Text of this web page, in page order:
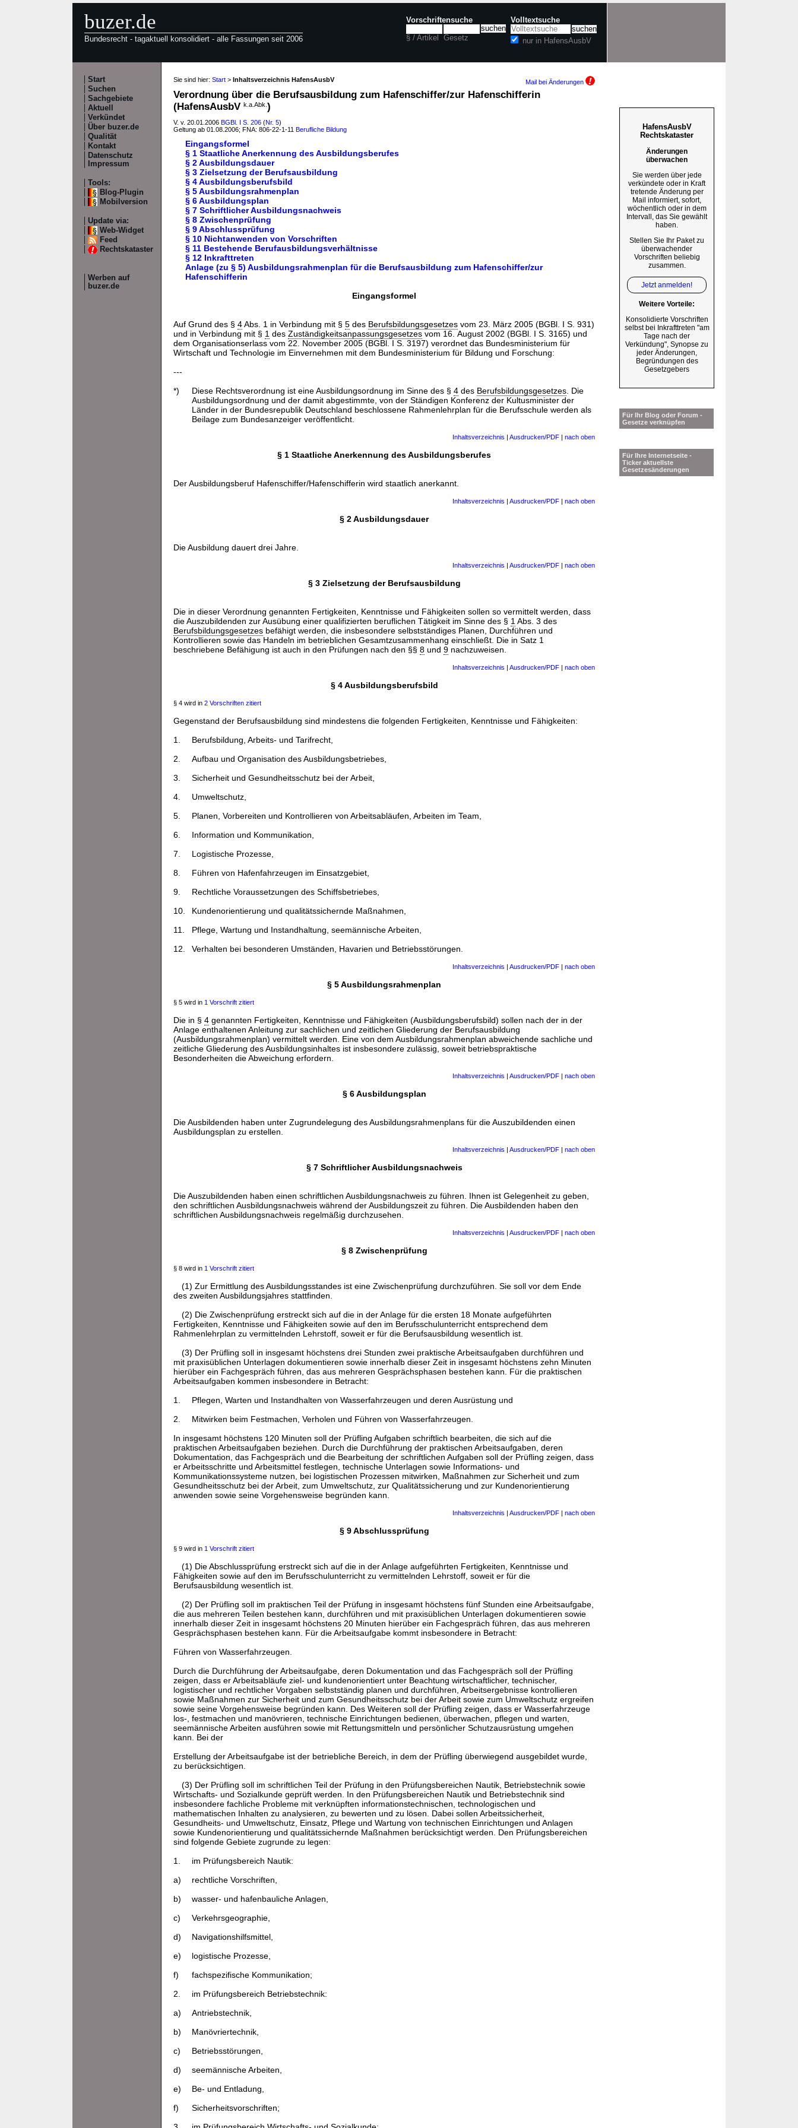
buzer.de
Bundesrecht - tagaktuell konsolidiert - alle Fassungen seit 2006
Vorschriftensuche
§ / Artikel Gesetz
Volltextsuche
nur in HafensAusbV
Start
Suchen
Sachgebiete
Aktuell
Verkündet
Über buzer.de
Qualität
Kontakt
Datenschutz
Impressum
Tools:
Blog-Plugin
Mobilversion
Update via:
Web-Widget
Feed
Rechtskataster
Werben auf
buzer.de
Sie sind hier: Start > Inhaltsverzeichnis HafensAusbV Mail bei Änderungen
Verordnung über die Berufsausbildung zum Hafenschiffer/zur Hafenschifferin
(HafensAusbV k.a.Abk. )
V. v. 20.01.2006 BGBl. I S. 206 (Nr. 5)
Geltung ab 01.08.2006; FNA: 806-22-1-11 Berufliche Bildung
Eingangsformel
§ 1 Staatliche Anerkennung des Ausbildungsberufes
§ 2 Ausbildungsdauer
§ 3 Zielsetzung der Berufsausbildung
§ 4 Ausbildungsberufsbild
§ 5 Ausbildungsrahmenplan
§ 6 Ausbildungsplan
§ 7 Schriftlicher Ausbildungsnachweis
§ 8 Zwischenprüfung
§ 9 Abschlussprüfung
§ 10 Nichtanwenden von Vorschriften
§ 11 Bestehende Berufausbildungsverhältnisse
§ 12 Inkrafttreten
Anlage (zu § 5) Ausbildungsrahmenplan für die Berufsausbildung zum Hafenschiffer/zur
Hafenschifferin
Eingangsformel
Auf Grund des § 4Abs. 1 in Verbindung mit § 5 des Berufsbildungsgesetzes vom 23. März 2005 (BGBl. I S. 931)
und in Verbindung mit § 1 des Zuständigkeitsanpassungsgesetzes vom 16. August 2002 (BGBl. I S. 3165) und
dem Organisationserlass vom 22. November 2005 (BGBl. I S. 3197) verordnet das Bundesministerium für
Wirtschaft und Technologie im Einvernehmen mit dem Bundesministerium für Bildung und Forschung:
---
*)
Diese Rechtsverordnung ist eine Ausbildungsordnung im Sinne des § 4des Berufsbildungsgesetzes. Die
Ausbildungsordnung und der damit abgestimmte, von der Ständigen Konferenz der Kultusminister der
Länder in der Bundesrepublik Deutschland beschlossene Rahmenlehrplan für die Berufsschule werden als
Beilage zum Bundesanzeiger veröffentlicht.
Inhaltsverzeichnis | Ausdrucken/PDF | nach oben
§ 1 Staatliche Anerkennung des Ausbildungsberufes
Der Ausbildungsberuf Hafenschiffer/Hafenschifferin wird staatlich anerkannt.
Inhaltsverzeichnis | Ausdrucken/PDF | nach oben
§ 2 Ausbildungsdauer
Die Ausbildung dauert drei Jahre.
Inhaltsverzeichnis | Ausdrucken/PDF | nach oben
§ 3 Zielsetzung der Berufsausbildung
Die in dieser Verordnung genannten Fertigkeiten, Kenntnisse und Fähigkeiten sollen so vermittelt werden, dass
die Auszubildenden zur Ausübung einer qualifizierten beruflichen Tätigkeit im Sinne des § 1 Abs. 3 des
Berufsbildungsgesetzes befähigt werden, die insbesondere selbstständiges Planen, Durchführen und
Kontrollieren sowie das Handeln im betrieblichen Gesamtzusammenhang einschließt. Die in Satz 1
beschriebene Befähigung ist auch in den Prüfungen nach den §§ 8 und 9 nachzuweisen.
Inhaltsverzeichnis | Ausdrucken/PDF | nach oben
§ 4 Ausbildungsberufsbild
§ 4 wird in 2 Vorschriften zitiert
Gegenstand der Berufsausbildung sind mindestens die folgenden Fertigkeiten, Kenntnisse und Fähigkeiten:
1.
Berufsbildung, Arbeits- und Tarifrecht,
2.
Aufbau und Organisation des Ausbildungsbetriebes,
3.
Sicherheit und Gesundheitsschutz bei der Arbeit,
4.
Umweltschutz,
5.
Planen, Vorbereiten und Kontrollieren von Arbeitsabläufen, Arbeiten im Team,
6.
Information und Kommunikation,
7.
Logistische Prozesse,
8.
Führen von Hafenfahrzeugen im Einsatzgebiet,
9.
Rechtliche Voraussetzungen des Schiffsbetriebes,
10.
Kundenorientierung und qualitätssichernde Maßnahmen,
11.
Pflege, Wartung und Instandhaltung, seemännische Arbeiten,
12.
Verhalten bei besonderen Umständen, Havarien und Betriebsstörungen.
Inhaltsverzeichnis | Ausdrucken/PDF | nach oben
§ 5 Ausbildungsrahmenplan
§ 5 wird in 1 Vorschrift zitiert
Die in § 4 genannten Fertigkeiten, Kenntnisse und Fähigkeiten (Ausbildungsberufsbild) sollen nach der in der
Anlage enthaltenen Anleitung zur sachlichen und zeitlichen Gliederung der Berufsausbildung
(Ausbildungsrahmenplan) vermittelt werden. Eine von dem Ausbildungsrahmenplan abweichende sachliche und
zeitliche Gliederung des Ausbildungsinhaltes ist insbesondere zulässig, soweit betriebspraktische
Besonderheiten die Abweichung erfordern.
Inhaltsverzeichnis | Ausdrucken/PDF | nach oben
§ 6 Ausbildungsplan
Die Ausbildenden haben unter Zugrundelegung des Ausbildungsrahmenplans für die Auszubildenden einen
Ausbildungsplan zu erstellen.
Inhaltsverzeichnis | Ausdrucken/PDF | nach oben
§ 7 Schriftlicher Ausbildungsnachweis
Die Auszubildenden haben einen schriftlichen Ausbildungsnachweis zu führen. Ihnen ist Gelegenheit zu geben,
den schriftlichen Ausbildungsnachweis während der Ausbildungszeit zu führen. Die Ausbildenden haben den
schriftlichen Ausbildungsnachweis regelmäßig durchzusehen.
Inhaltsverzeichnis | Ausdrucken/PDF | nach oben
§ 8 Zwischenprüfung
§ 8 wird in 1 Vorschrift zitiert
(1) Zur Ermittlung des Ausbildungsstandes ist eine Zwischenprüfung durchzuführen. Sie soll vor dem Ende
des zweiten Ausbildungsjahres stattfinden.
(2) Die Zwischenprüfung erstreckt sich auf die in der Anlage für die ersten 18 Monate aufgeführten
Fertigkeiten, Kenntnisse und Fähigkeiten sowie auf den im Berufsschulunterricht entsprechend dem
Rahmenlehrplan zu vermittelnden Lehrstoff, soweit er für die Berufsausbildung wesentlich ist.
(3) Der Prüfling soll in insgesamt höchstens drei Stunden zwei praktische Arbeitsaufgaben durchführen und
mit praxisüblichen Unterlagen dokumentieren sowie innerhalb dieser Zeit in insgesamt höchstens zehn Minuten
hierüber ein Fachgespräch führen, das aus mehreren Gesprächsphasen bestehen kann. Für die praktischen
Arbeitsaufgaben kommen insbesondere in Betracht:
1.
Pflegen, Warten und Instandhalten von Wasserfahrzeugen und deren Ausrüstung und
2.
Mitwirken beim Festmachen, Verholen und Führen von Wasserfahrzeugen.
In insgesamt höchstens 120 Minuten soll der Prüfling Aufgaben schriftlich bearbeiten, die sich auf die
praktischen Arbeitsaufgaben beziehen. Durch die Durchführung der praktischen Arbeitsaufgaben, deren
Dokumentation, das Fachgespräch und die Bearbeitung der schriftlichen Aufgaben soll der Prüfling zeigen, dass
er Arbeitsschritte und Arbeitsmittel festlegen, technische Unterlagen sowie Informations- und
Kommunikationssysteme nutzen, bei logistischen Prozessen mitwirken, Maßnahmen zur Sicherheit und zum
Gesundheitsschutz bei der Arbeit, zum Umweltschutz, zur Qualitätssicherung und zur Kundenorientierung
anwenden sowie seine Vorgehensweise begründen kann.
Inhaltsverzeichnis | Ausdrucken/PDF | nach oben
§ 9 Abschlussprüfung
§ 9 wird in 1 Vorschrift zitiert
(1) Die Abschlussprüfung erstreckt sich auf die in der Anlage aufgeführten Fertigkeiten, Kenntnisse und
Fähigkeiten sowie auf den im Berufsschulunterricht zu vermittelnden Lehrstoff, soweit er für die
Berufsausbildung wesentlich ist.
(2) Der Prüfling soll im praktischen Teil der Prüfung in insgesamt höchstens fünf Stunden eine Arbeitsaufgabe,
die aus mehreren Teilen bestehen kann, durchführen und mit praxisüblichen Unterlagen dokumentieren sowie
innerhalb dieser Zeit in insgesamt höchstens 20 Minuten hierüber ein Fachgespräch führen, das aus mehreren
Gesprächsphasen bestehen kann. Für die Arbeitsaufgabe kommt insbesondere in Betracht:
Führen von Wasserfahrzeugen.
Durch die Durchführung der Arbeitsaufgabe, deren Dokumentation und das Fachgespräch soll der Prüfling
zeigen, dass er Arbeitsabläufe ziel- und kundenorientiert unter Beachtung wirtschaftlicher, technischer,
logistischer und rechtlicher Vorgaben selbstständig planen und durchführen, Arbeitsergebnisse kontrollieren
sowie Maßnahmen zur Sicherheit und zum Gesundheitsschutz bei der Arbeit sowie zum Umweltschutz ergreifen
sowie seine Vorgehensweise begründen kann. Des Weiteren soll der Prüfling zeigen, dass er Wasserfahrzeuge
los-, festmachen und manövrieren, technische Einrichtungen bedienen, überwachen, pflegen und warten,
seemännische Arbeiten ausführen sowie mit Rettungsmitteln und persönlicher Schutzausrüstung umgehen
kann. Bei der
Erstellung der Arbeitsaufgabe ist der betriebliche Bereich, in dem der Prüfling überwiegend ausgebildet wurde,
zu berücksichtigen.
(3) Der Prüfling soll im schriftlichen Teil der Prüfung in den Prüfungsbereichen Nautik, Betriebstechnik sowie
Wirtschafts- und Sozialkunde geprüft werden. In den Prüfungsbereichen Nautik und Betriebstechnik sind
insbesondere fachliche Probleme mit verknüpften informationstechnischen, technologischen und
mathematischen Inhalten zu analysieren, zu bewerten und zu lösen. Dabei sollen Arbeitssicherheit,
Gesundheits- und Umweltschutz, Einsatz, Pflege und Wartung von technischen Einrichtungen und Anlagen
sowie Kundenorientierung und qualitätssichernde Maßnahmen berücksichtigt werden. Den Prüfungsbereichen
sind folgende Gebiete zugrunde zu legen:
1.
im Prüfungsbereich Nautik:
a)
rechtliche Vorschriften,
b)
wasser- und hafenbauliche Anlagen,
c)
Verkehrsgeographie,
d)
Navigationshilfsmittel,
e)
logistische Prozesse,
f)
fachspezifische Kommunikation;
2.
im Prüfungsbereich Betriebstechnik:
a)
Antriebstechnik,
b)
Manövriertechnik,
c)
Betriebsstörungen,
d)
seemännische Arbeiten,
e)
Be- und Entladung,
f)
Sicherheitsvorschriften;
HafensAusbV
Rechtskataster
Änderungen
überwachen
Sie werden über jede
verkündete oder in Kraft
tretende Änderung per
Mail informiert, sofort,
wöchentlich oder in dem
Intervall, das Sie gewählt
haben.
Stellen Sie Ihr Paket zu
überwachender
Vorschriften beliebig
zusammen.
Jetzt anmelden!
Weitere Vorteile:
Konsolidierte Vorschriften
selbst bei Inkrafttreten "am
Tage nach der
Verkündung", Synopse zu
jeder Änderungen,
Begründungen des
Gesetzgebers
Für Ihr Blog oder Forum -
Gesetze verknüpfen
Für Ihre Internetseite -
Ticker aktuellste
Gesetzesänderungen